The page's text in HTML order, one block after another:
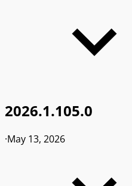
2026.1.105.0
·May 13, 2026